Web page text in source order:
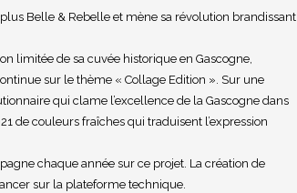
Belle & Rebelle et mène sa révolution brandissant
limitée de sa cuvée historique en Gascogne,
sur le thème « Collage Edition ». Sur une
qui clame l’excellence de la Gascogne dans
de couleurs fraîches qui traduisent l’expression
chaque année sur ce projet. La création de
sur la plateforme technique.